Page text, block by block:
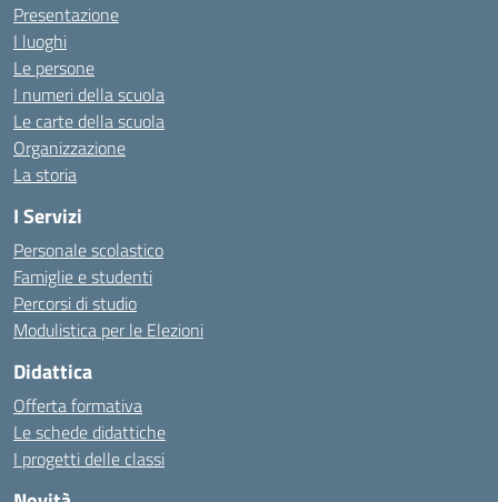
Presentazione
I luoghi
Le persone
I numeri della scuola
Le carte della scuola
Organizzazione
La storia
I Servizi
Personale scolastico
Famiglie e studenti
Percorsi di studio
Modulistica per le Elezioni
Didattica
Offerta formativa
Le schede didattiche
I progetti delle classi